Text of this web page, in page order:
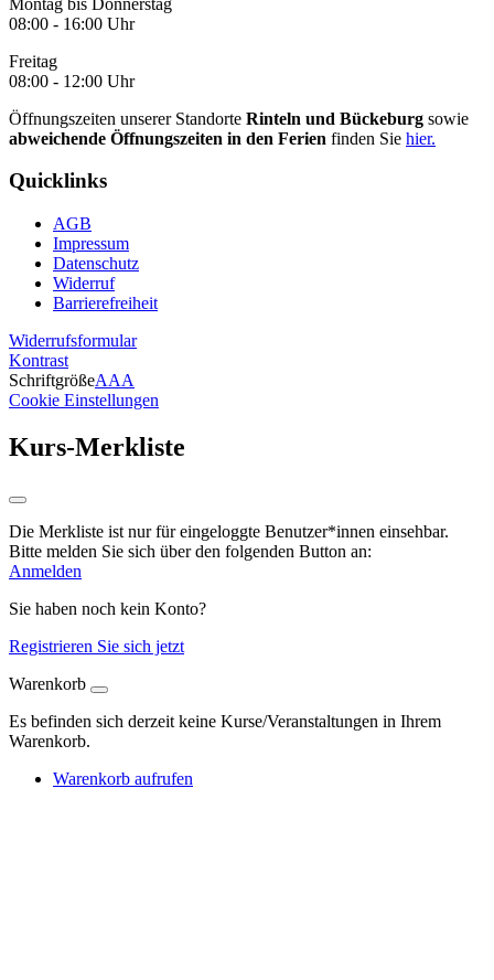
08:00 - 16:00 Uhr
Freitag
08:00 - 12:00 Uhr
Öffnungszeiten unserer Standorte Rinteln und Bückeburg sowie
abweichende Öffnungszeiten in den Ferien finden Sie hier.
Quicklinks
AGB
Impressum
Datenschutz
Widerruf
Barrierefreiheit
Widerrufsformular
Kontrast
SchriftgrößeAAA
Cookie Einstellungen
Kurs-Merkliste
Die Merkliste ist nur für eingeloggte Benutzer*innen einsehbar.
Bitte melden Sie sich über den folgenden Button an:
Anmelden
Sie haben noch kein Konto?
Registrieren Sie sich jetzt
Warenkorb
Es befinden sich derzeit keine Kurse/Veranstaltungen in Ihrem
Warenkorb.
Warenkorb aufrufen